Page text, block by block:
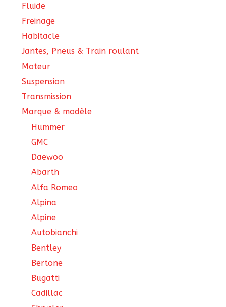
Fluide
Freinage
Habitacle
Jantes, Pneus & Train roulant
Moteur
Suspension
Transmission
Marque & modèle
Hummer
GMC
Daewoo
Abarth
Alfa Romeo
Alpina
Alpine
Autobianchi
Bentley
Bertone
Bugatti
Cadillac